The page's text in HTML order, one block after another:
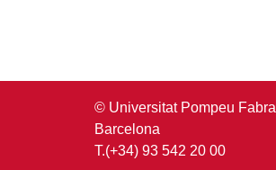
© Universitat Pompeu Fabra
Barcelona
T.(+34) 93 542 20 00